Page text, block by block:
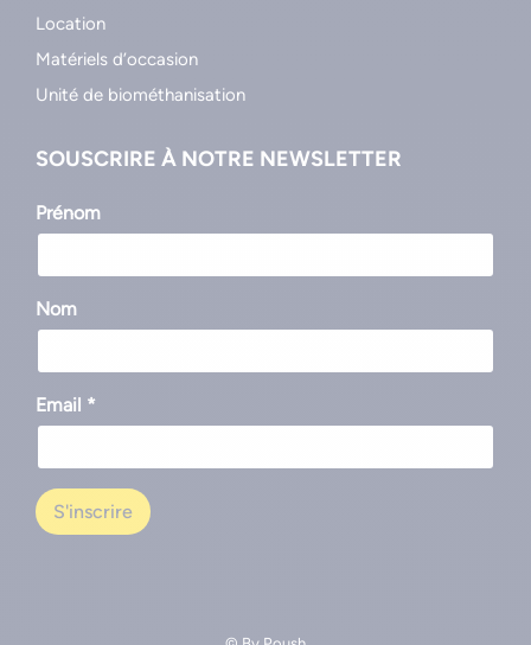
Location
Matériels d’occasion
Unité de biométhanisation
SOUSCRIRE À NOTRE NEWSLETTER
Prénom
Nom
Email *